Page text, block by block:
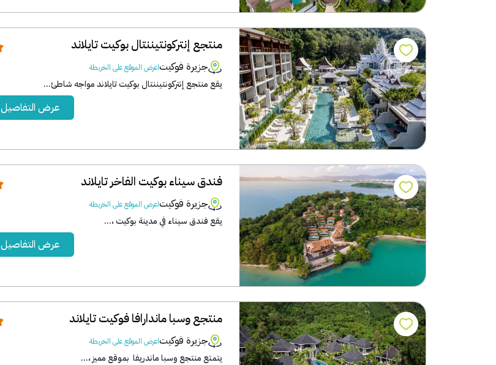
منتجع إنتركونتيننتال بوكيت تايلاند
جزيرة فوكيتاعرض الموقع على الخريطة
يقع منتجع إنتركونتيننتال بوكيت تايلاند مواجه شاطئ...
عرض التفاصيل
فندق سيناء بوكيت الفاخر تايلاند
جزيرة فوكيتاعرض الموقع على الخريطة
يقع فندق سيناء في مدينة بوكيت ،...
عرض التفاصيل
منتجع وسبا ماندارافا فوكيت تايلاند
جزيرة فوكيتاعرض الموقع على الخريطة
يتمتع منتجع وسبا ماندريفا بموقع مميز ،...